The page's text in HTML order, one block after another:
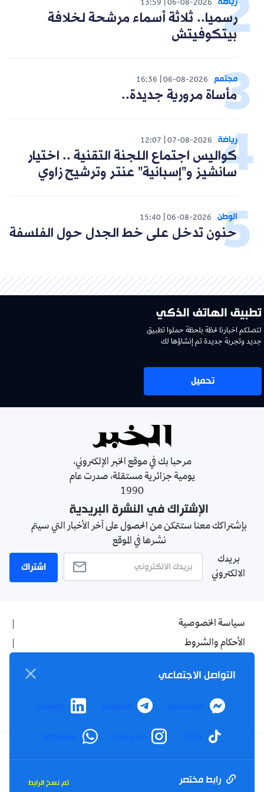
06-08-2026
13:59
رسميا.. ثلاثة أسماء مرشحة لخلافة
بيتكوفيتش
مجتمع 06-08-2026
16:36
مأساة مرورية جديدة..
رياضة 07-08-2026
12:07
كواليس اجتماع اللجنة التقنية .. اختيار
سانشيز و"إسبانية" عنتر وترشيح زاوي
الوطن 06-08-2026
15:40
حنون تدخل على خط الجدل حول الفلسفة
تطبيق الهاتف الذكي
لتصلكم اخبارنا لحظة بلحظة حملوا تطبيق
جديد وتجربة جديدة تم إنشاؤها لك
تحميل
مرحبا بك في موقع الخبر الإلكتروني،
يومية جزائرية مستقلة، صدرت عام
1990
الإشتراك في النشرة البريدية
بإشتراكك معنا ستتمكن من الحصول على آخر الأخبار التي سيتم
نشرها في الموقع
بريدك
الالكتروني
اشتراك
سياسة الخصوصية
الأحكام والشروط
اتصل بنا
من نحن
Facebook
YouTube
TikTok
Twitter
التواصل الاجتماعي
Messenger
Telegram
LinkedIn
TikTok
Instagram
WhatsApp
رابط مختصر تم نسخ الرابط